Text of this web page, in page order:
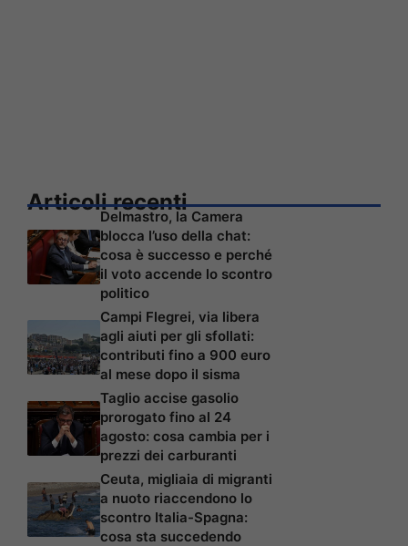
Articoli recenti
Delmastro, la Camera
blocca l’uso della chat:
cosa è successo e perché
il voto accende lo scontro
politico
Campi Flegrei, via libera
agli aiuti per gli sfollati:
contributi fino a 900 euro
al mese dopo il sisma
Taglio accise gasolio
prorogato fino al 24
agosto: cosa cambia per i
prezzi dei carburanti
Ceuta, migliaia di migranti
a nuoto riaccendono lo
scontro Italia-Spagna:
cosa sta succedendo